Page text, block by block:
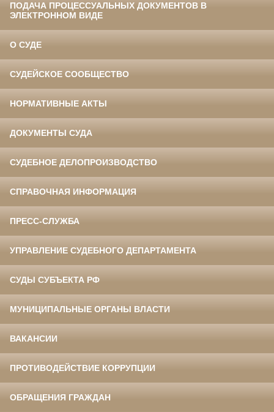
ПОДАЧА ПРОЦЕССУАЛЬНЫХ ДОКУМЕНТОВ В
ЭЛЕКТРОННОМ ВИДЕ
О СУДЕ
СУДЕЙСКОЕ СООБЩЕСТВО
НОРМАТИВНЫЕ АКТЫ
ДОКУМЕНТЫ СУДА
СУДЕБНОЕ ДЕЛОПРОИЗВОДСТВО
СПРАВОЧНАЯ ИНФОРМАЦИЯ
ПРЕСС-СЛУЖБА
УПРАВЛЕНИЕ СУДЕБНОГО ДЕПАРТАМЕНТА
СУДЫ СУБЪЕКТА РФ
МУНИЦИПАЛЬНЫЕ ОРГАНЫ ВЛАСТИ
ВАКАНСИИ
ПРОТИВОДЕЙСТВИЕ КОРРУПЦИИ
ОБРАЩЕНИЯ ГРАЖДАН